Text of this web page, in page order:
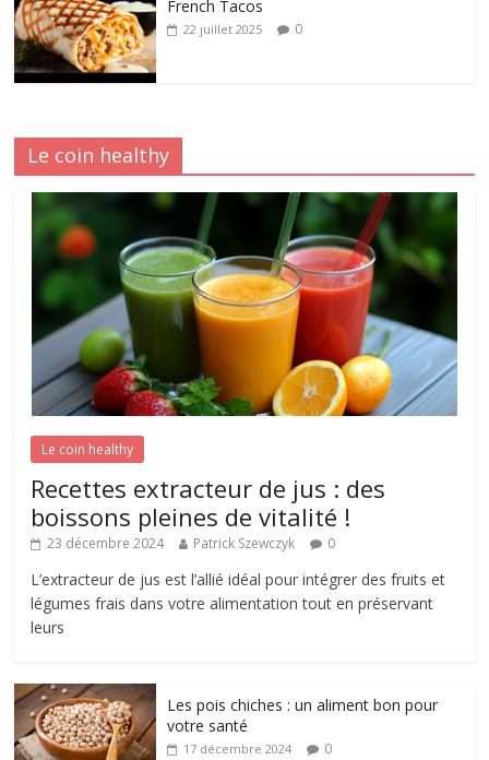
French Tacos
22 juillet 2025 0
Le coin healthy
Le coin healthy
Recettes extracteur de jus : des
boissons pleines de vitalité !
23 décembre 2024 Patrick Szewczyk 0
L’extracteur de jus est l’allié idéal pour intégrer des fruits et
légumes frais dans votre alimentation tout en préservant
leurs
Les pois chiches : un aliment bon pour
votre santé
17 décembre 2024 0